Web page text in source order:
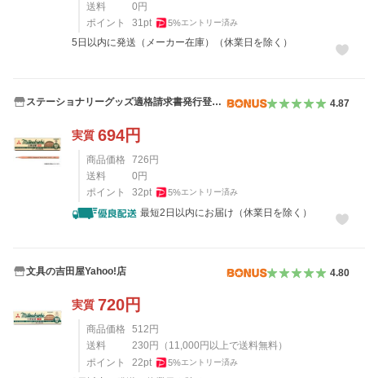
送料
0 円
ポイント
31pt 5%エントリー済み
5日以内に発送（メーカー在庫）（休業日を除く）
ステーショナリーグッズ適格請求書発行登録
4.87
実質 694円
商品価格 726 円
送料
0 円
ポイント
32pt 5%エントリー済み
最短2日以内にお届け（休業日を除く）
文具の吉田屋Yahoo!店 4.80
実質 720円
商品価格 512 円
送料
230 円 （ 11,000 円以上で送料無料）
ポイント
22pt 5%エントリー済み